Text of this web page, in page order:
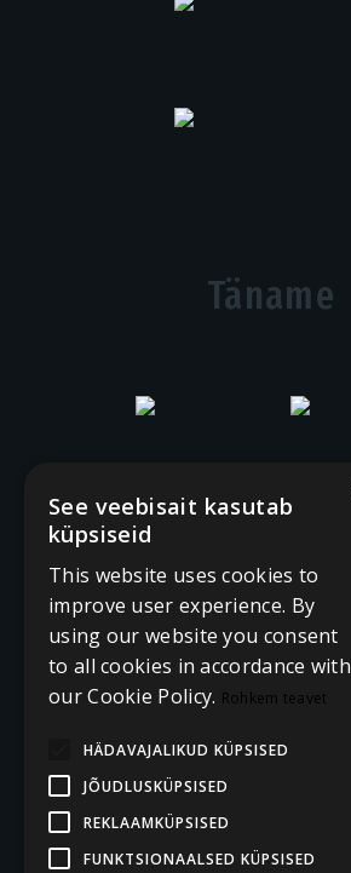
Täname
See veebisait kasutab
küpsiseid
This website uses cookies to
improve user experience. By
using our website you consent
to all cookies in accordance with
our Cookie Policy. Rohkem teavet
HÄDAVAJALIKUD KÜPSISED
JÕUDLUSKÜPSISED
REKLAAMKÜPSISED
FUNKTSIONAALSED KÜPSISED